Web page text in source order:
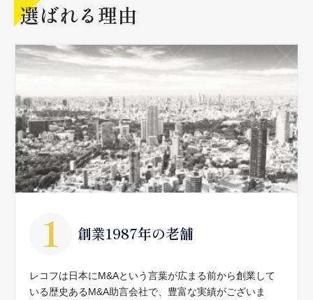
選ばれる理由
創業1987年の老舗
レコフは日本にM&Aという言葉が広まる前から創業して
いる歴史あるM&A助言会社で、豊富な実績がございま